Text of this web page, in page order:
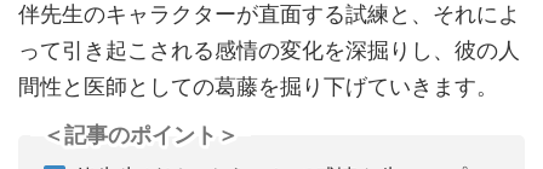
伴先生のキャラクターが直面する試練と、それによ
って引き起こされる感情の変化を深掘りし、彼の人
間性と医師としての葛藤を掘り下げていきます。
＜記事のポイント＞